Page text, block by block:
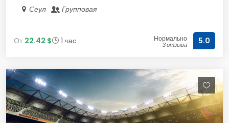
Сеул Групповая
От 22.42 $ 1 час Нормально
3 отзыва 5.0